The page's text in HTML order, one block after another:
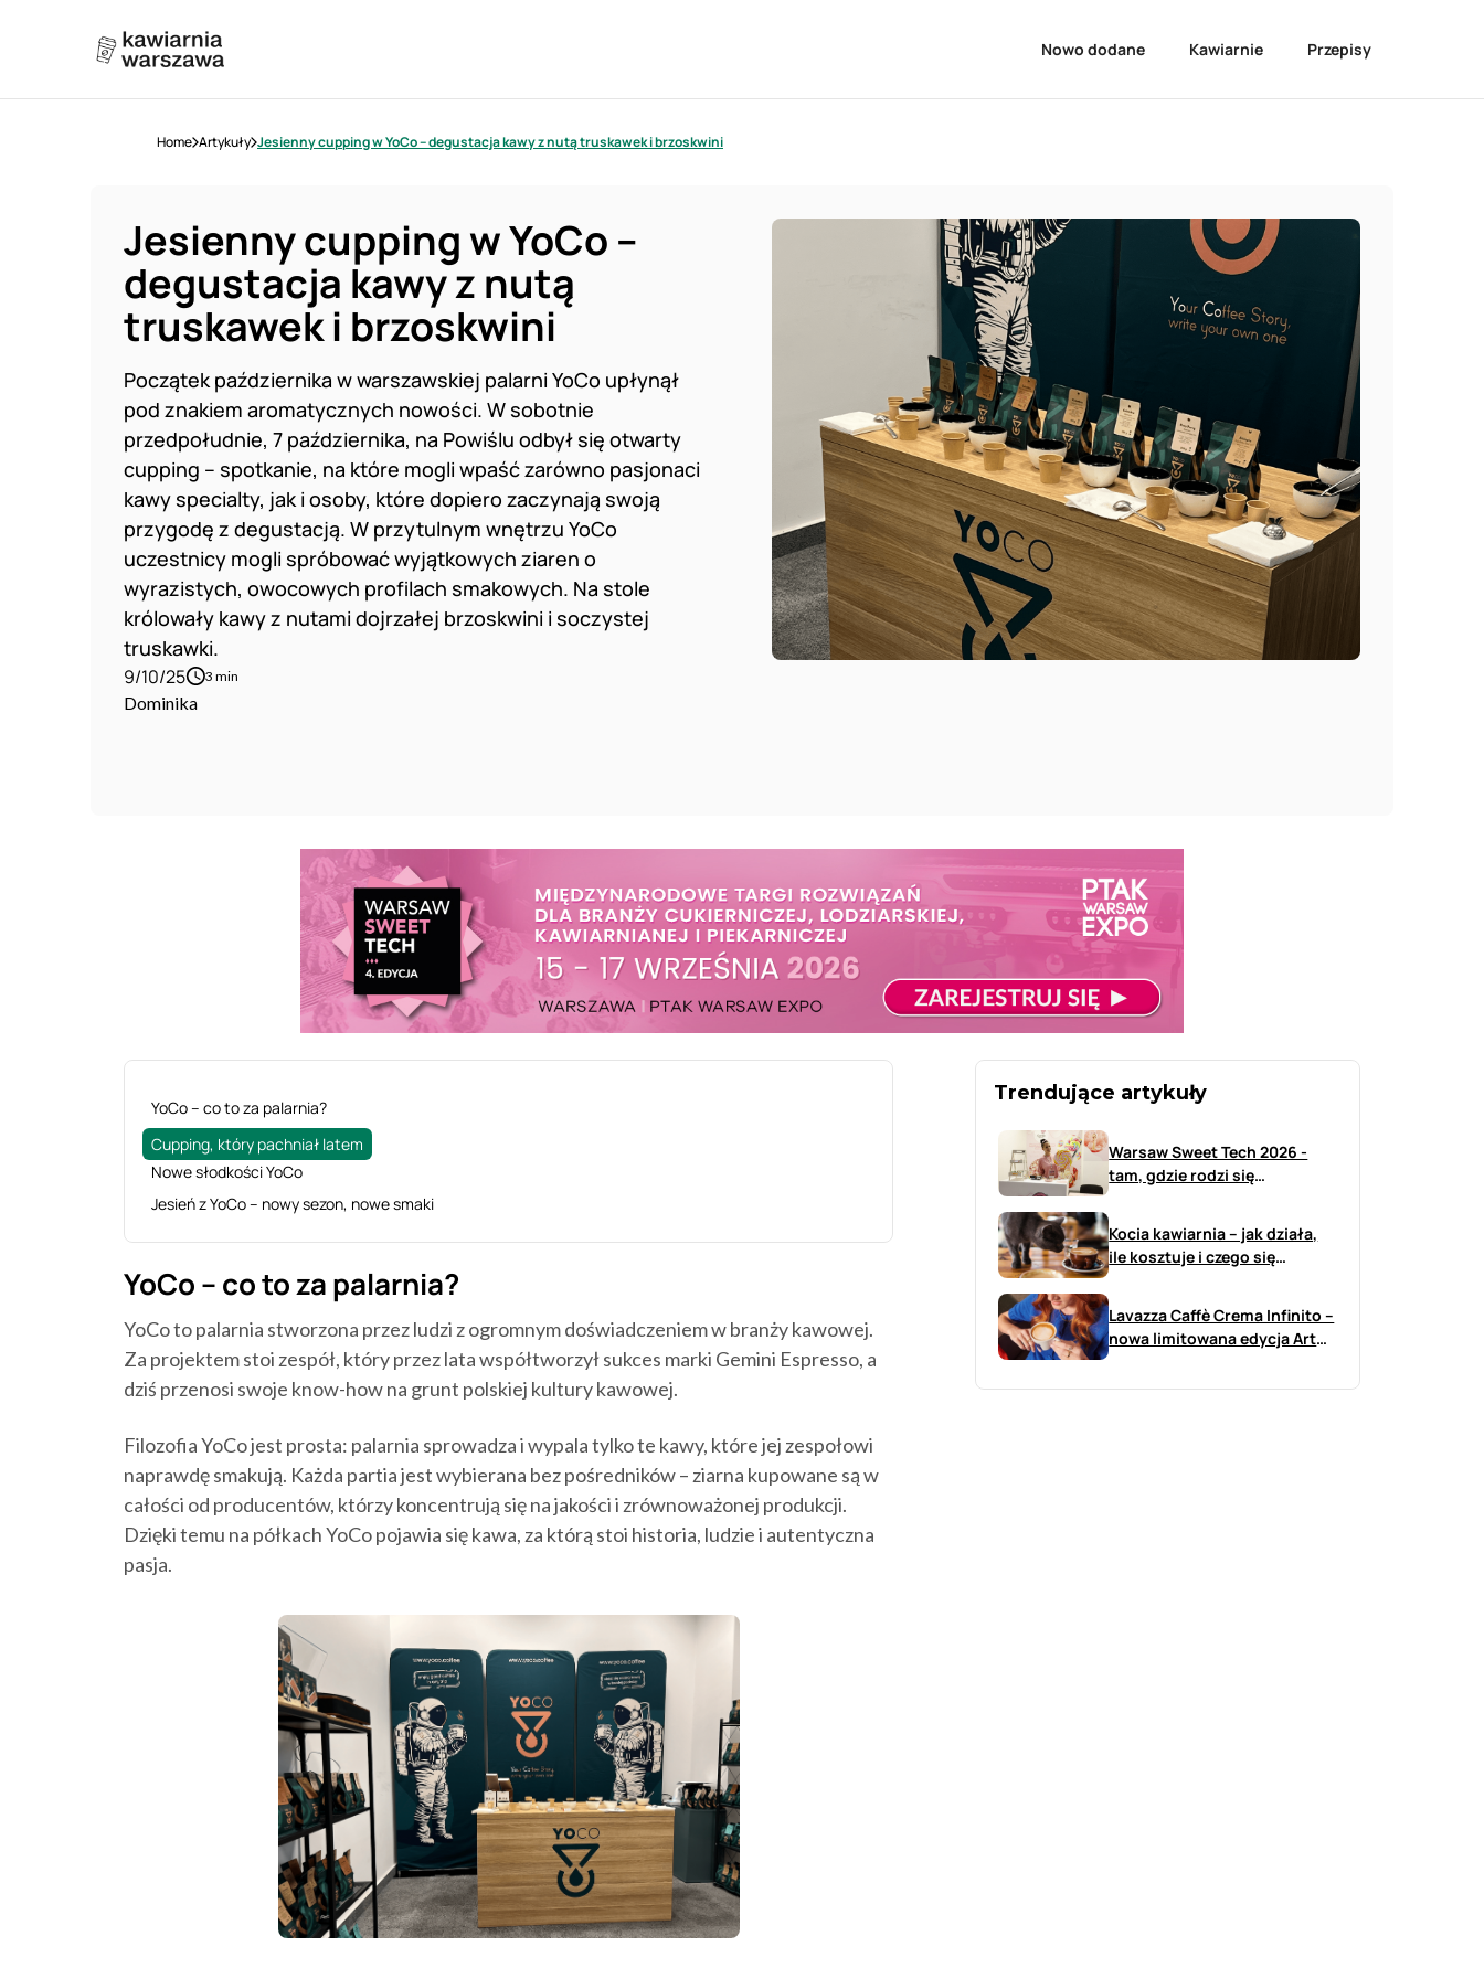
Nowo dodane Kawiarnie Przepisy
Home Artykuły Jesienny cupping w YoCo – degustacja kawy z nutą truskawek i brzoskwini
Jesienny cupping w YoCo –
degustacja kawy z nutą
truskawek i brzoskwini
Początek października w warszawskiej palarni YoCo upłynął
pod znakiem aromatycznych nowości. W sobotnie
przedpołudnie, 7 października, na Powiślu odbył się otwarty
cupping – spotkanie, na które mogli wpaść zarówno pasjonaci
kawy specialty, jak i osoby, które dopiero zaczynają swoją
przygodę z degustacją. W przytulnym wnętrzu YoCo
uczestnicy mogli spróbować wyjątkowych ziaren o
wyrazistych, owocowych profilach smakowych. Na stole
królowały kawy z nutami dojrzałej brzoskwini i soczystej
truskawki.
9/10/25 3 min
Dominika
‍YoCo – co to za palarnia?
Cupping, który pachniał latem
Nowe słodkości YoCo
Jesień z YoCo – nowy sezon, nowe smaki
YoCo – co to za palarnia?
YoCo to palarnia stworzona przez ludzi z ogromnym doświadczeniem w branży kawowej.
Za projektem stoi zespół, który przez lata współtworzył sukces marki Gemini Espresso, a
dziś przenosi swoje know-how na grunt polskiej kultury kawowej.
Filozofia YoCo jest prosta: palarnia sprowadza i wypala tylko te kawy, które jej zespołowi
naprawdę smakują. Każda partia jest wybierana bez pośredników – ziarna kupowane są w
całości od producentów, którzy koncentrują się na jakości i zrównoważonej produkcji.
Dzięki temu na półkach YoCo pojawia się kawa, za którą stoi historia, ludzie i autentyczna
pasja.
Trendujące artykuły
Warsaw Sweet Tech 2026 -
tam, gdzie rodzi się
Kocia kawiarnia – jak działa,
ile kosztuje i czego się
Lavazza Caffè Crema Infinito –
nowa limitowana edycja Art